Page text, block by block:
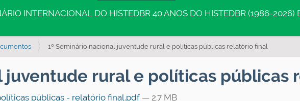
INTERNACIONAL DO HISTEDBR 40 ANOS DO HISTEDBR (1986-2026)
1º Seminário nacional juventude rural e políticas públicas relatório final
juventude rural e políticas públicas
públicas - relatório final.pdf — 2.7 MB